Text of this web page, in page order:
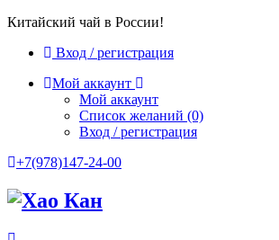
Китайский чай в России!
Вход / регистрация
Мой аккаунт
Мой аккаунт
Список желаний (0)
Вход / регистрация
+7(978)147-24-00